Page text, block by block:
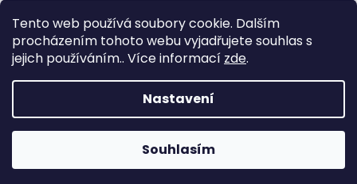
Tento web používá soubory cookie. Dalším
procházením tohoto webu vyjadřujete souhlas s
jejich používáním.. Více informací zde.
Nastavení
Souhlasím
Copyright 2026ZVÍŘECÍ SOUSEDÉ. Všechna práva
Upravit nastavení cookies